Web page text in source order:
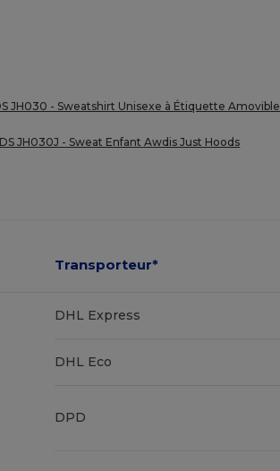
JH030 - Sweatshirt Unisexe à Étiquette Amovible
JH030J - Sweat Enfant Awdis Just Hoods
Transporteur*
DHL Express
DHL Eco
DPD